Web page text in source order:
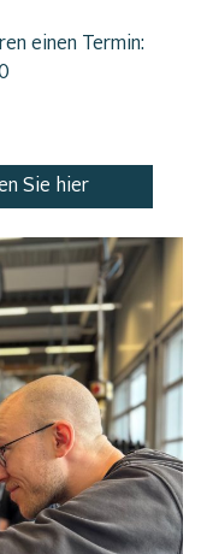
einen Termin:
Sie hier